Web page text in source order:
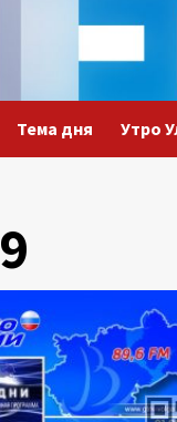
Тема дня Утро